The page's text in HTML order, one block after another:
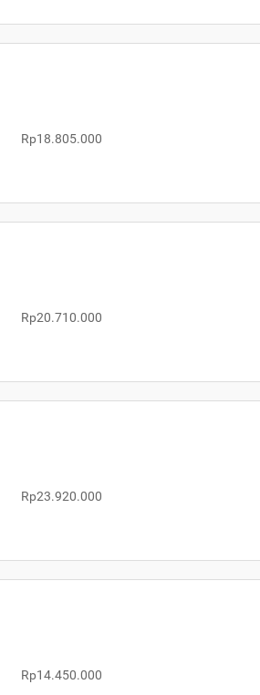
Rp18.805.000
Rp20.710.000
Rp23.920.000
Rp14.450.000